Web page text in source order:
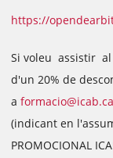
https://
Si voleu assistir
d'un 20% de
a
(indicant en
PROMOCIONAL